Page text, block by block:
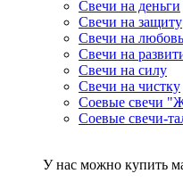
Свечи на деньги
Свечи на защиту
Свечи на любовь
Свечи на
Свечи на силу
Свечи на чистку
Соевые свечи
Соевые свечи-
У нас можно купить